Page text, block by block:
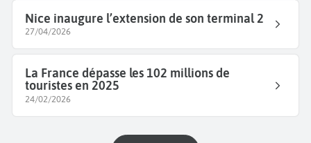
Nice inaugure l’extension de son terminal 2
27/04/2026
La France dépasse les 102 millions de
touristes en 2025
24/02/2026